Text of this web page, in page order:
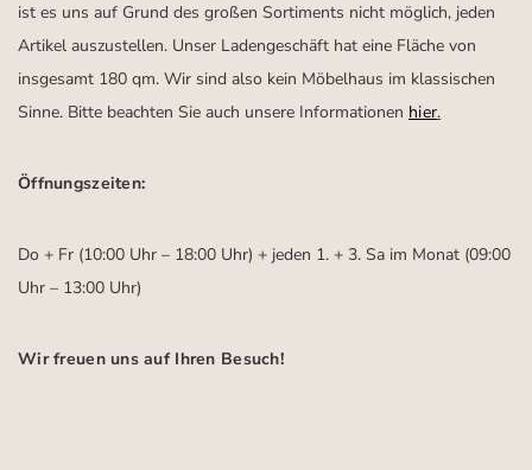
ist es uns auf Grund des großen Sortiments nicht möglich, jeden
Artikel auszustellen. Unser Ladengeschäft hat eine Fläche von
insgesamt 180 qm. Wir sind also kein Möbelhaus im klassischen
Sinne. Bitte beachten Sie auch unsere Informationen hier.
Öffnungszeiten:
Do + Fr (10:00 Uhr – 18:00 Uhr) + jeden 1. + 3. Sa im Monat (09:00
Uhr – 13:00 Uhr)
Wir freuen uns auf Ihren Besuch!